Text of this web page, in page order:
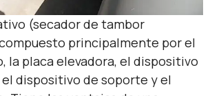
(secador de tambor
principalmente por el
la placa elevadora, el dispositivo
dispositivo de soporte y el